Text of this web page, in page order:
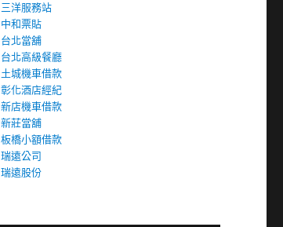
三洋服務站
中和票貼
台北當舖
台北高級餐廳
土城機車借款
彰化酒店經紀
新店機車借款
新莊當舖
板橋小額借款
瑞遠公司
瑞遠股份